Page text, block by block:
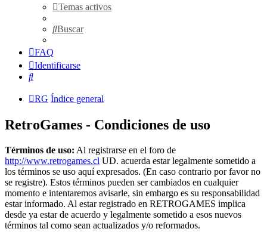
Temas activos
Buscar
FAQ
Identificarse
Buscar
RG Índice general
RetroGames - Condiciones de uso
Términos de uso: Al registrarse en el foro de
http://www.retrogames.cl UD. acuerda estar legalmente sometido a
los términos se uso aquí expresados. (En caso contrario por favor no
se registre). Estos términos pueden ser cambiados en cualquier
momento e intentaremos avisarle, sin embargo es su responsabilidad
estar informado. Al estar registrado en RETROGAMES implica
desde ya estar de acuerdo y legalmente sometido a esos nuevos
términos tal como sean actualizados y/o reformados.